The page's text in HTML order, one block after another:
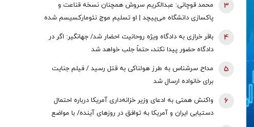
محمد قوچانی: عبدالکریم سروش همچنان نسخه قناعت و
پاکسازی دانشگاه می‌پیچد | او تسلیم موج نئومارکسیسم شده
است | سروش به زبان چپ سخن می‌گوید و نظام بازار آزاد
رقابتی را با برچسب کاپیتالیسم توضیح می‌دهد
3
باقر خرازی به دادگاه ویژه روحانیت احضار شد/ جهانگیر: اگر در
دادگاه حضور پیدا نکند، حتماً جلب خواهد شد
4
مداح سرشناس به طرز هولناکی به قتل رسید / فیلم جنایت
برای خانواده ارسال شد
5
واکنش همتی به ادعای وزیر خزانه‌داری آمریکا درباره احتمال
دستیابی ایران و آمریکا به توافق در روز‌های آینده/ با مواضع
6